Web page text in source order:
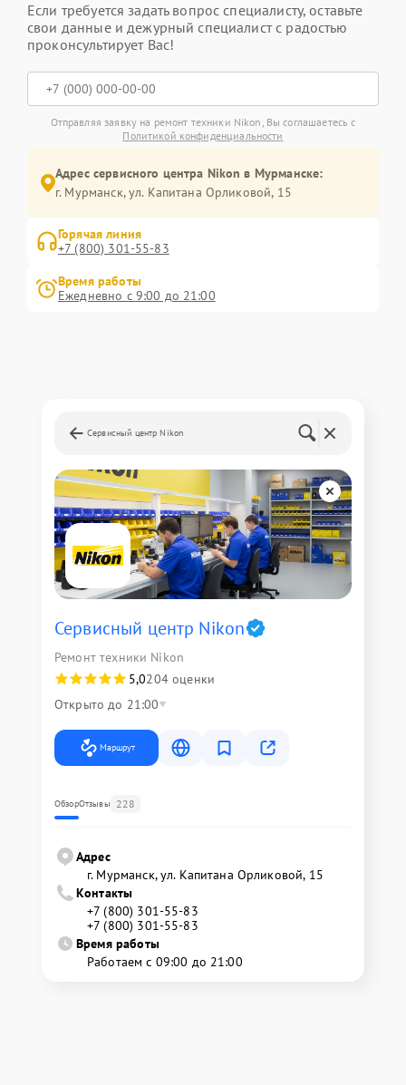
Если требуется задать вопрос специалисту, оставьте
свои данные и дежурный специалист с радостью
проконсультирует Вас!
Отправляя заявку на ремонт техники Nikon, Вы соглашаетесь с
Политикой конфиденциальности
Адрес сервисного центра Nikon в Мурманске:
г. Мурманск, ул. Капитана Орликовой, 15
Горячая линия
+7 (800) 301-55-83
Время работы
Ежедневно с 9:00 до 21:00
Сервисный центр Nikon
Сервисный центр Nikon
Ремонт техники Nikon
5,0204 оценки
Открыто до 21:00
Маршрут
ОбзорОтзывы 228
Адрес
г. Мурманск, ул. Капитана Орликовой, 15
Контакты
+7 (800) 301-55-83
+7 (800) 301-55-83
Время работы
Работаем с 09:00 до 21:00